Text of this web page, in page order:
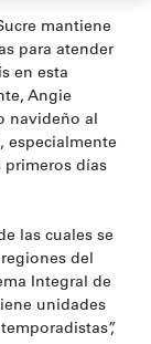
mantiene
para atender
en esta
Angie
navideño al
especialmente
primeros días
las cuales se
del
Integral de
unidades